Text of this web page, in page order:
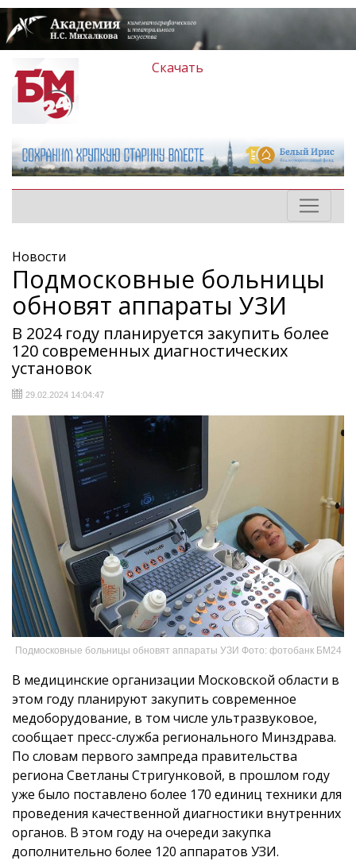
Скачать
Новости
Подмосковные больницы
обновят аппараты УЗИ
В 2024 году планируется закупить более
120 современных диагностических
установок
29.02.2024 14:04:47
Подмосковные больницы обновят аппараты УЗИ Фото: фотобанк БМ24
В медицинские организации Московской области в
этом году планируют закупить современное
медоборудование, в том числе ультразвуковое,
сообщает пресс-служба регионального Минздрава.
По словам первого зампреда правительства
региона Светланы Стригунковой, в прошлом году
уже было поставлено более 170 единиц техники для
проведения качественной диагностики внутренних
органов. В этом году на очереди закупка
дополнительно более 120 аппаратов УЗИ.